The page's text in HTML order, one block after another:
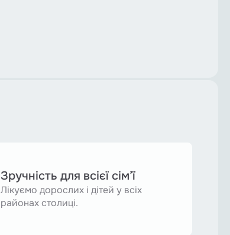
Зручність для всієї сім’ї
Лікуємо дорослих і дітей у всіх
районах столиці.